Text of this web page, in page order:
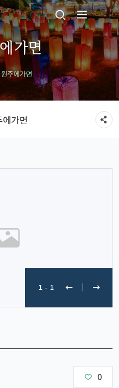
가면
원주에가면
에가면
1 - 1
0